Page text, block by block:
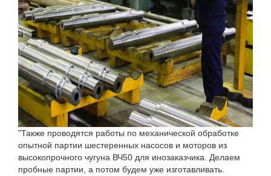
"Также проводятся работы по механической обработке
опытной партии шестеренных насосов и моторов из
высокопрочного чугуна ВЧ50 для инозаказчика. Делаем
пробные партии, а потом будем уже изготавливать.